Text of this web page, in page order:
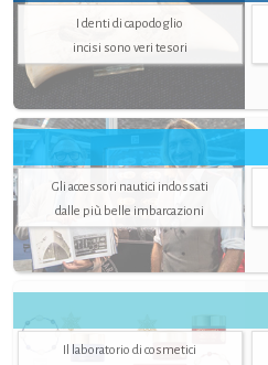
I denti di capodoglio
incisi sono veri tesori
Gli accessori nautici indossati
dalle più belle imbarcazioni
Il laboratorio di cosmetici